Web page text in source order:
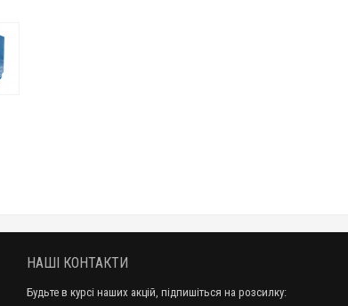
НАШІ КОНТАКТИ
Будьте в курсі наших акцій, підпишіться на розсилку: